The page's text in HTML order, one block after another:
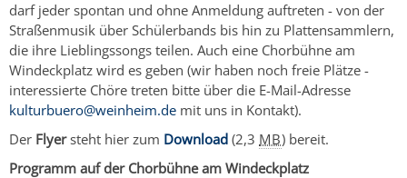
darf jeder spontan und ohne Anmeldung auftreten - von der
Straßenmusik über Schülerbands bis hin zu Plattensammlern,
die ihre Lieblingssongs teilen. Auch eine Chorbühne am
Windeckplatz wird es geben (wir haben noch freie Plätze -
interessierte Chöre treten bitte über die E-Mail-Adresse
kulturbuero@weinheim.de mit uns in Kontakt).
Der Flyersteht hier zum Download (2,3 MB) bereit.
Programm auf der Chorbühne am Windeckplatz